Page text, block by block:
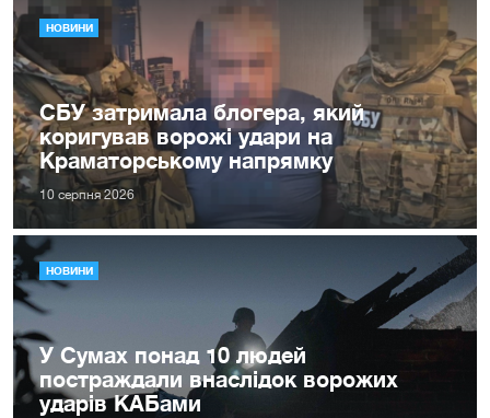
НОВИНИ
СБУ затримала блогера, який
коригував ворожі удари на
Краматорському напрямку
10 серпня 2026
НОВИНИ
У Сумах понад 10 людей
постраждали внаслідок ворожих
ударів КАБами